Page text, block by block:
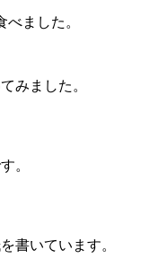
ました。
みました。
。
書いています。